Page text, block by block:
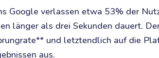
Google verlassen etwa 53% der
länger als drei Sekunden dauert.
und letztendlich auf die
aus.